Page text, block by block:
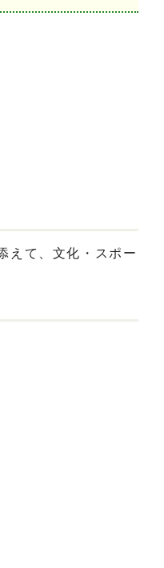
えて、文化・スポー